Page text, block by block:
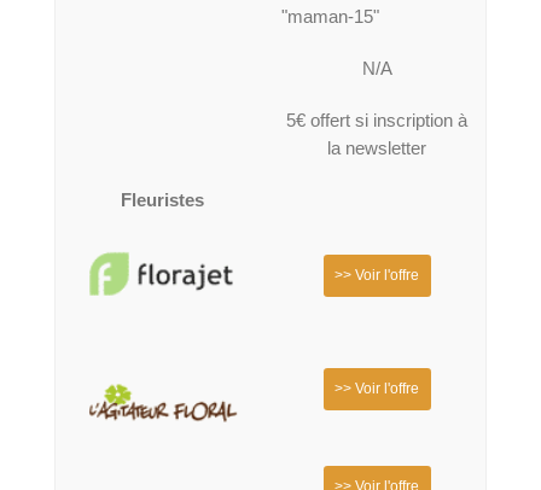
"maman-15"
N/A
5€ offert si inscription à
la newsletter
Fleuristes
>> Voir l'offre
>> Voir l'offre
>> Voir l'offre